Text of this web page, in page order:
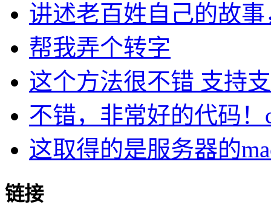
讲述老百姓自己的故事
帮我弄个转字
这个方法很不错 支持
不错，非常好的代码！
这取得的是服务器的
链接